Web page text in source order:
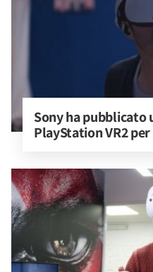
Sony ha pubblicato
PlayStation VR2